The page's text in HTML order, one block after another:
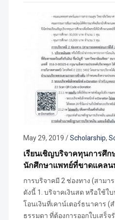
May 29, 2019 /Scholarship,
เรียนเชิญบริจาคทุนการศึก
นักศึกษาแพทย์ที่ขาดแคล
การบริจาคมี 2 ช่องทาง (สามา
ดังนี้ 1. บริจาคเงินสด หรือใช้ใ
โอนเงินที่เคาน์เตอร์ธนาคาร
ธรรมดา ที่ต้องการออกใบเสร็